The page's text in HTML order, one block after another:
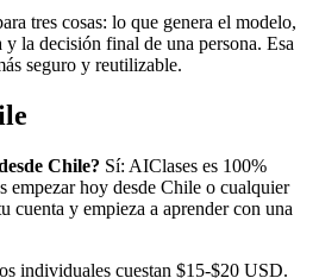
tres cosas: lo que genera el modelo,
la decisión final de una persona. Esa
seguro y reutilizable.
Chile? Sí: AIClases es 100%
empezar hoy desde Chile o cualquier
cuenta y empieza a aprender con una
individuales cuestan $15-$20 USD.